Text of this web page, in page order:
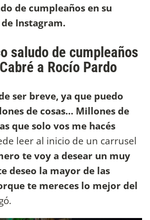
de cumpleaños en su
Instagram.
saludo de cumpleaños
a Rocío Pardo
ser breve, ya que puedo
de cosas… Millones de
que solo vos me hacés
leer al inicio de un carrusel
te voy a desear un muy
deseo la mayor de las
te mereces lo mejor del